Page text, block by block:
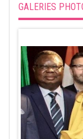
GALERIES